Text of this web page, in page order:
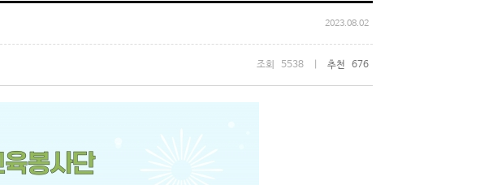
2023.08.02
조회 5538 | 추천 676